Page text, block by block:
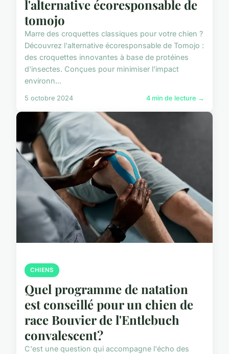
l'alternative écoresponsable de
tomojo
Marre des croquettes classiques pour votre chien ?
Découvrez l'alternative écoresponsable de Tomojo :
des croquettes innovantes à base de protéines
d'insectes. Conçues pour minimiser l'impact
environn...
5 octobre 2024 4 min de lecture →
CHIENS
Quel programme de natation
est conseillé pour un chien de
race Bouvier de l'Entlebuch
convalescent?
C'est une question qui accompagne l'écho des